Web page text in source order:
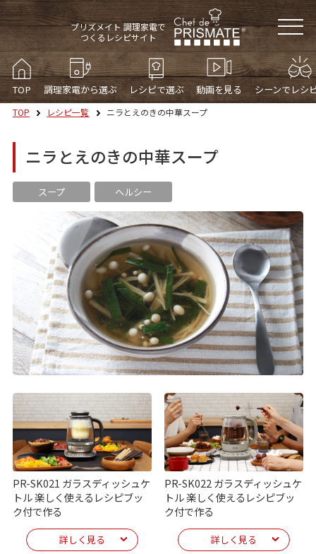
プリズメイト 調理家電で
つくるレシピサイト
TOP 調理家電から選ぶ レシピで選ぶ シーンでレシ
動画を見る
TOP レシピ一覧 ニラとえのきの中華スープ
ニラとえのきの中華スープ
スープ ヘルシー
PR-SK021 ガラスディッシュケ
トル 楽しく使えるレシピブッ
ク付で作る
詳しく見る
PR-SK022 ガラスディッシュケ
トル 楽しく使えるレシピブッ
ク付で作る
詳しく見る